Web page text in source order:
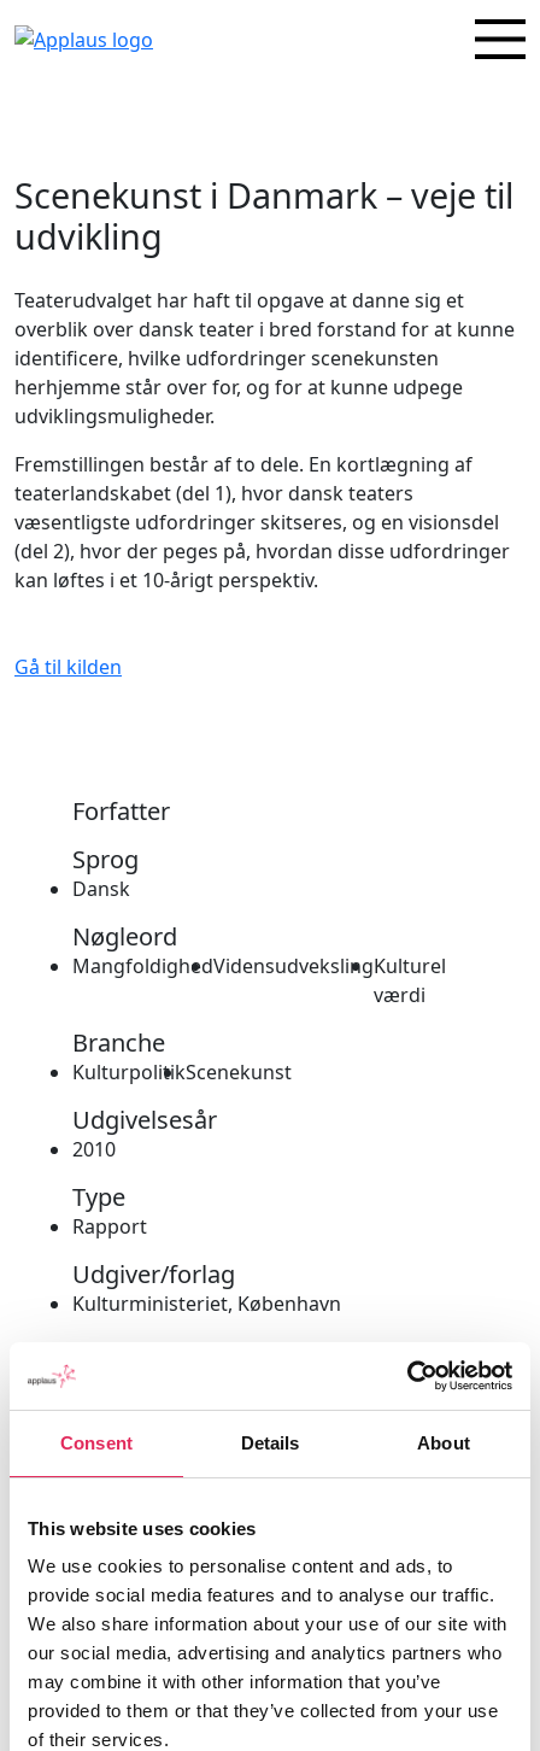
Consent Details About
This website uses cookies
We use cookies to personalise content and ads, to
provide social media features and to analyse our traffic.
We also share information about your use of our site with
our social media, advertising and analytics partners who
may combine it with other information that you’ve
provided to them or that they’ve collected from your use
of their services.
Scenekunst i Danmark – veje til
udvikling
Teaterudvalget har haft til opgave at danne sig et
overblik over dansk teater i bred forstand for at kunne
identificere, hvilke udfordringer scenekunsten
herhjemme står over for, og for at kunne udpege
udviklingsmuligheder.
Fremstillingen består af to dele. En kortlægning af
teaterlandskabet (del 1), hvor dansk teaters
væsentligste udfordringer skitseres, og en visionsdel
(del 2), hvor der peges på, hvordan disse udfordringer
kan løftes i et 10-årigt perspektiv.
Gå til kilden
Forfatter
Sprog
Dansk
Nøgleord
MangfoldighedVidensudvekslingKulturel
værdi
Branche
KulturpolitikScenekunst
Udgivelsesår
2010
Type
Rapport
Udgiver/forlag
Kulturministeriet, København
Applaus leverer viden, værktøjer og